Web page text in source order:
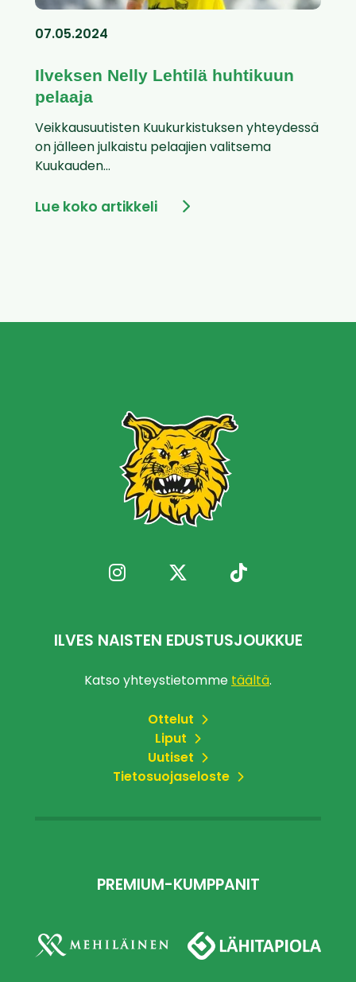
07.05.2024
Ilveksen Nelly Lehtilä huhtikuun
pelaaja
Veikkausuutisten Kuukurkistuksen yhteydessä
on jälleen julkaistu pelaajien valitsema
Kuukauden...
Lue koko artikkeli
ILVES NAISTEN EDUSTUSJOUKKUE
Katso yhteystietomme täältä.
Ottelut
Liput
Uutiset
Tietosuojaseloste
PREMIUM-KUMPPANIT